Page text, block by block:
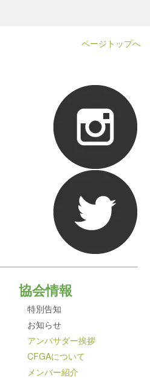
ページトップへ
協会情報
特別告知
お知らせ
アンバサダー挨拶
CFGAについて
メンバー紹介